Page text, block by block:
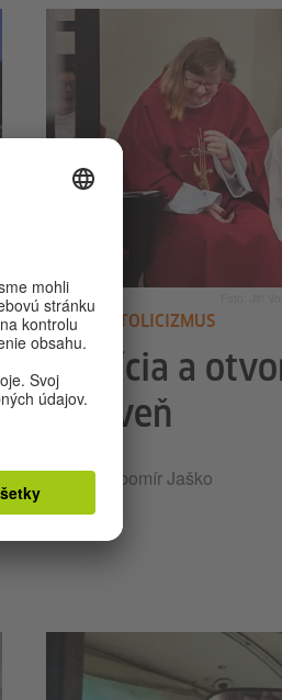
STAROKATOLICIZMUS
Tradícia a
zároveň
Ľubomír Jaško